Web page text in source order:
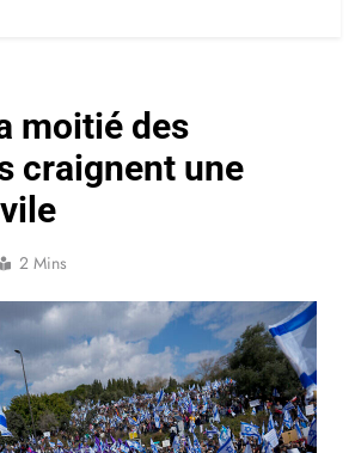
moitié des
craignent une
2 Mins